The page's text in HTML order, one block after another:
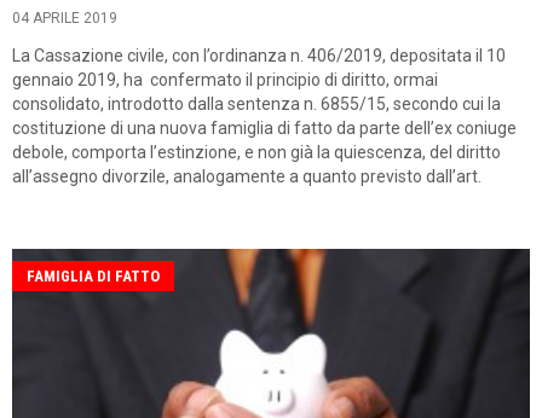
04 APRILE 2019
La Cassazione civile, con l’ordinanza n. 406/2019, depositata il 10
gennaio 2019, ha confermato il principio di diritto, ormai
consolidato, introdotto dalla sentenza n. 6855/15, secondo cui la
costituzione di una nuova famiglia di fatto da parte dell’ex coniuge
debole, comporta l’estinzione, e non già la quiescenza, del diritto
all’assegno divorzile, analogamente a quanto previsto dall’art.
FAMIGLIA DI FATTO